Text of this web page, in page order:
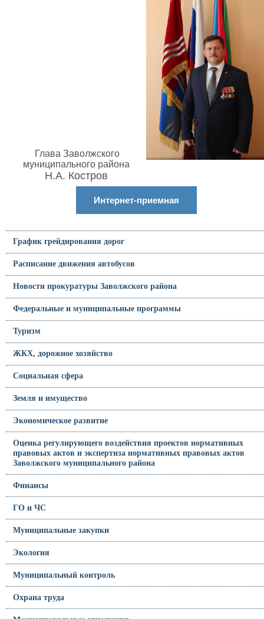
Глава Заволжского
муниципального района
Н.А. Костров
Интернет-приемная
График грейдирования дорог
Расписание движения автобусов
Новости прокуратуры Заволжского района
Федеральные и муниципальные программы
Туризм
ЖКХ, дорожное хозяйство
Социальная сфера
Земля и имущество
Экономическое развитие
Оценка регулирующего воздействия проектов нормативных
правовых актов и экспертиза нормативных правовых актов
Заволжского муниципального района
Финансы
ГО и ЧС
Муниципальные закупки
Экология
Муниципальный контроль
Охрана труда